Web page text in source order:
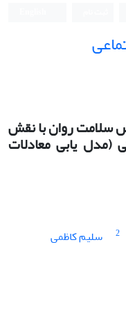
سلامت روان با نقش
(مدل یابی معادلات
2 سلیم کاظمی